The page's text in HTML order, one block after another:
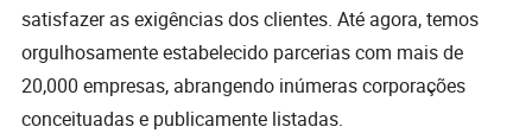
satisfazer as exigências dos clientes. Até agora, temos
orgulhosamente estabelecido parcerias com mais de
20,000 empresas, abrangendo inúmeras corporações
conceituadas e publicamente listadas.